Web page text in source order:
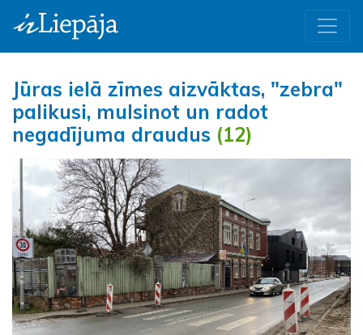
Jūras ielā zīmes aizvāktas, "zebra"
palikusi, mulsinot un radot
negadījuma draudus (12)